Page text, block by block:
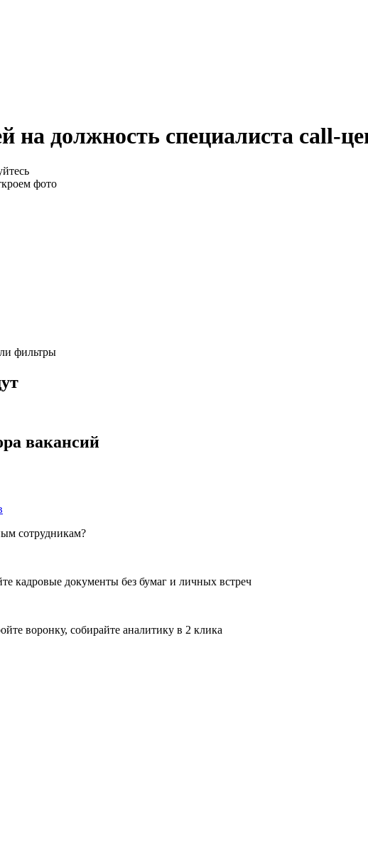
на должность специалиста call-
фото
фильтры
вакансий
сотрудникам?
кадровые документы без бумаг и личных встреч
воронку, собирайте аналитику в 2 клика